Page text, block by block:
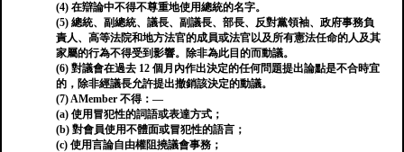
(4) 在辯論中不得不尊重地使用總統的名字。
(5) 總統、副總統、議長、副議長、部長、反對黨領袖、政府事務負
責人、高等法院和地方法官的成員或法官以及所有憲法任命的人及其
家屬的行為不得受到影響。除非為此目的而動議。
(6) 對議會在過去 12 個月內作出決定的任何問題提出論點是不合時宜
的，除非經議長允許提出撤銷該決定的動議。
(7) AMember 不得：—
(a) 使用冒犯性的詞語或表達方式；
(b) 對會員使用不體面或冒犯性的語言；
(c) 使用言論自由權阻撓議會事務；